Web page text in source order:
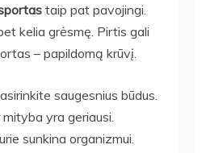
taip pat pavojingi.
kelia grėsmę. Pirtis gali
– papildomą krūvį.
saugesnius būdus.
yra geriausi.
sunkina organizmui.